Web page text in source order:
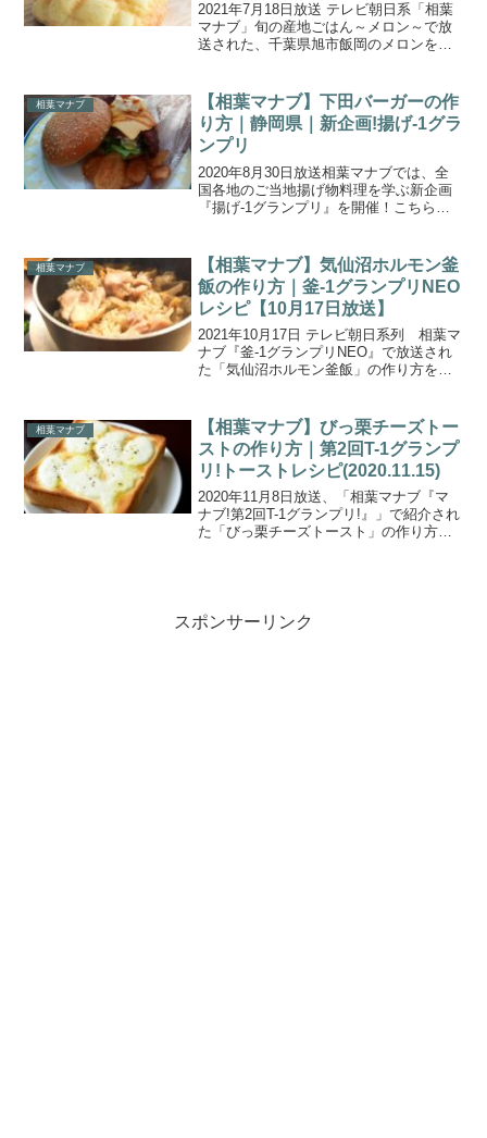
2021年7月18日放送 テレビ朝日系「相葉
マナブ」旬の産地ごはん～メロン～で放
送された、千葉県旭市飯岡のメロンを使
表する品種「タカミメロン」。千葉県旭
市飯岡を訪れ、地...
相葉マナブ
【相葉マナブ】下田バーガーの作
り方｜静岡県｜新企画!揚げ-1グラ
ンプリ
2020年8月30日放送相葉マナブでは、全
国各地のご当地揚げ物料理を学ぶ新企画
『揚げ-1グランプリ』を開催！こちらで
します。北海道からは「ホッケフラ
イ」、群馬県からは「...
相葉マナブ
【相葉マナブ】気仙沼ホルモン釜
飯の作り方｜釜-1グランプリNEO
レシピ【10月17日放送】
2021年10月17日 テレビ朝日系列 相葉マ
ナブ『釜-1グランプリNEO』で放送され
た「気仙沼ホルモン釜飯」の作り方をご
シピから多数決で勝者が決められる勝ち
抜き戦...
相葉マナブ
【相葉マナブ】びっ栗チーズトー
ストの作り方｜第2回T-1グランプ
リ!トーストレシピ(2020.11.15)
2020年11月8日放送、「相葉マナブ『マ
ナブ!第2回T-1グランプリ!』」で紹介され
た「びっ栗チーズトースト」の作り方を
スポンサーリンク